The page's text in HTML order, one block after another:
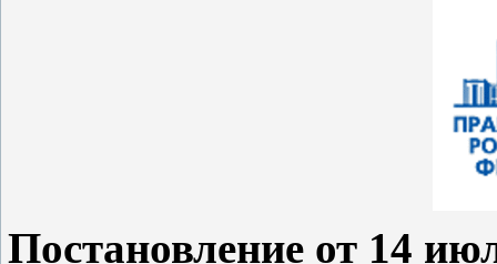
Постановление от 14